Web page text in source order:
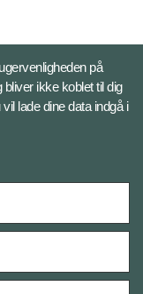
på
ikke koblet til dig
lade dine data indgå i